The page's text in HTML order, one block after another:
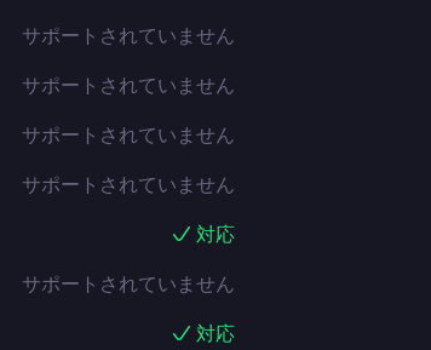
サポートされていません
サポートされていません
サポートされていません
サポートされていません
対応
サポートされていません
対応